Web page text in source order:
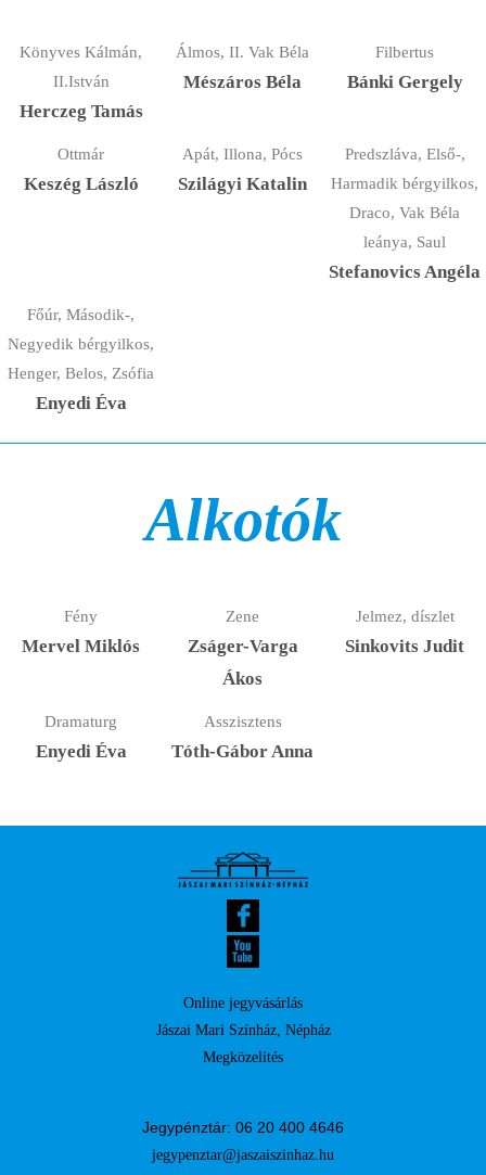
Könyves Kálmán,
II.István
Herczeg Tamás
Álmos, II. Vak Béla
Mészáros Béla
Filbertus
Bánki Gergely
Ottmár
Keszég László
Apát, Illona, Pócs
Szilágyi Katalin
Predszláva, Első-,
Harmadik bérgyilkos,
Draco, Vak Béla
leánya, Saul
Stefanovics Angéla
Főúr, Második-,
Negyedik bérgyilkos,
Henger, Belos, Zsófia
Enyedi Éva
Alkotók
Fény
Mervel Miklós
Zene
Zságer-Varga
Ákos
Jelmez, díszlet
Sinkovits Judit
Dramaturg
Enyedi Éva
Asszisztens
Tóth-Gábor Anna
Online jegyvásárlás
Jászai Mari Színház, Népház
Megközelítés
Jegypénztár: 06 20 400 4646
jegypenztar@jaszaiszinhaz.hu